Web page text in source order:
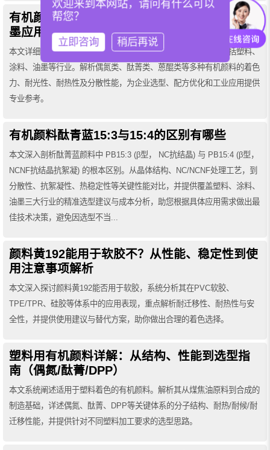
有机颜料分类及性能大全——塑料、涂料、油
墨应用指南
本文详细介绍了有机颜料的分类、性能特点及主要应用领域，包括塑料、
涂料、油墨等行业。解析偶氮类、酞菁类、蒽醌类等多种有机颜料的着色
力、耐光性、耐热性及分散性能，为企业选型、配方优化和工业应用提供
专业参考。
有机颜料酞青蓝15:3与15:4的区别有哪些
本文深入剖析酞菁蓝颜料中 PB15:3 (β型， NC抗结晶) 与 PB15:4 (β型，
NCNF抗结晶抗絮凝) 的根本区别。从晶体结构、NC/NCNF处理工艺，到
分散性、抗絮凝性、热稳定性等关键性能对比，并提供覆盖塑料、涂料、
油墨三大行业的精准选型建议与成本分析，助您根据具体应用需求做出最
佳技术决策，避免因选型不当...
颜料黄192能用于软胶不？从性能、稳定性到使
用注意事项解析
本文深入探讨颜料黄192能否用于软胶，系统分析其在PVC软胶、
TPE/TPR、硅胶等体系中的应用表现，重点解析耐迁移性、耐热性与安
全性，并提供使用建议与替代方案，助你做出合理的着色选择。
塑料用有机颜料详解：从结构、性能到选型指
南（偶氮/酞菁/DPP）
本文系统阐述适用于塑料着色的有机颜料。解析其从煤焦油原料到合成的
制造基础，详述偶氮、酞菁、DPP等关键体系的分子结构、耐热/耐候/耐
迁移性能，并提供针对不同塑料加工要求的选型思路。
欢迎来到本网站，请问有什么可以
帮您？
立即咨询 稍后再说